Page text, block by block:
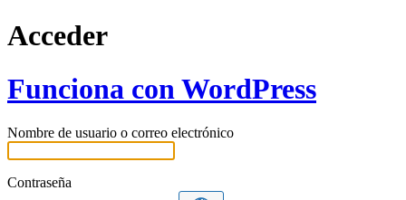
Acceder
Funciona con WordPress
Nombre de usuario o correo electrónico
Contraseña